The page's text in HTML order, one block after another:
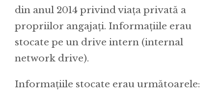
din anul 2014 privind viața privată a
propriilor angajați. Informațiile erau
stocate pe un drive intern (internal
network drive).
Informațiile stocate erau următoarele: